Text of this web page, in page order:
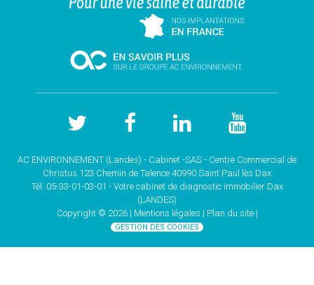
AC ENVIRONNEMENT (Landes) - Cabinet -SAS - Centre Commercial de
Christus 123 Chemin de Talence 40990 Saint Paul lès Dax
Tél. 05-33-01-03-01 - Votre cabinet de diagnostic immobilier Dax
(LANDES)
Copyright © 2026 | Mentions légales | Plan du site|
GESTION DES COOKIES